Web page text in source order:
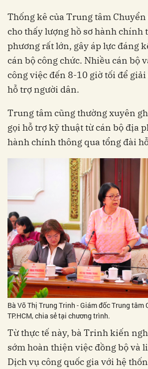
Thống kê của Trung tâm Chuyển
cho thấy lượng hồ sơ hành chính
phương rất lớn, gây áp lực đáng
cán bộ công chức. Nhiều cán bộ
công việc đến 8-10 giờ tối để giải
hỗ trợ người dân.
Trung tâm cũng thường xuyên
gọi hỗ trợ kỹ thuật từ cán bộ địa
hành chính thông qua tổng đài
Bà Võ Thị Trung Trinh - Giám đốc Trung tâm
TP.HCM, chia sẻ tại chương trình.
Từ thực tế này, bà Trinh kiến
sớm hoàn thiện việc đồng bộ và
Dịch vụ công quốc gia với hệ